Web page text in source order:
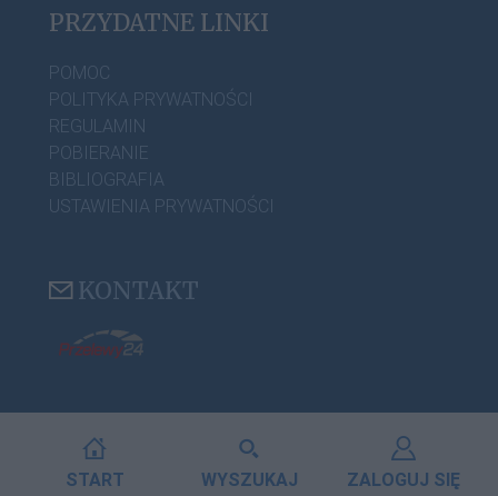
PRZYDATNE LINKI
POMOC
POLITYKA PRYWATNOŚCI
REGULAMIN
POBIERANIE
BIBLIOGRAFIA
USTAWIENIA PRYWATNOŚCI
KONTAKT
START WYSZUKAJ ZALOGUJ SIĘ